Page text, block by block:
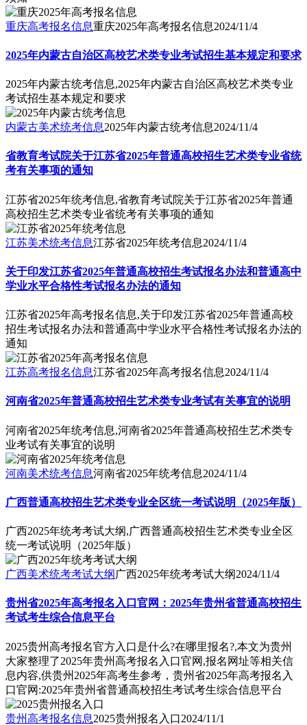
重庆高考报名信息重庆2025年高考报名信息2024/11/4
2025年内蒙古自治区高校艺术类专业考试招生基本规定和要求
2025年内蒙古统考信息,2025年内蒙古自治区高校艺术类专业
考试招生基本规定和要求
内蒙古美术统考信息2025年内蒙古统考信息2024/11/4
省教育考试院关于江苏省2025年普通高校招生艺术类专业省统
考有关事项的通知
江苏省2025年统考信息,省教育考试院关于江苏省2025年普通
高校招生艺术类专业省统考有关事项的通知
江苏美术统考信息江苏省2025年统考信息2024/11/4
关于印发江苏省2025年普通高校招生考试报名办法和普通高中
学业水平合格性考试报名办法的通知
江苏省2025年高考报名信息,关于印发江苏省2025年普通高校
招生考试报名办法和普通高中学业水平合格性考试报名办法的
通知
江苏高考报名信息江苏省2025年高考报名信息2024/11/4
河南省2025年普通高校招生艺术类专业考试有关事宜的说明
河南省2025年统考信息,河南省2025年普通高校招生艺术类专
业考试有关事宜的说明
河南美术统考信息河南省2025年统考信息2024/11/4
广西普通高校招生艺术类专业全区统一考试说明（2025年版）
广西2025年统考考试大纲,广西普通高校招生艺术类专业全区
统一考试说明（2025年版）
广西美术统考考试大纲 广西2025年统考考试大纲2024/11/4
贵州省2025年高考报名入口官网：2025年贵州省普通高校招生
考试考生综合信息平台
2025贵州高考报名官方入口是什么?在哪里报名?,本文为贵州
大家整理了2025年贵州高考报名入口官网,报名网址等相关信
息内容,供贵州2025年高考生参考，贵州省2025年高考报名入
口官网:2025年贵州省普通高校招生考试考生综合信息平台
贵州高考报名信息2025贵州报名入口2024/11/1